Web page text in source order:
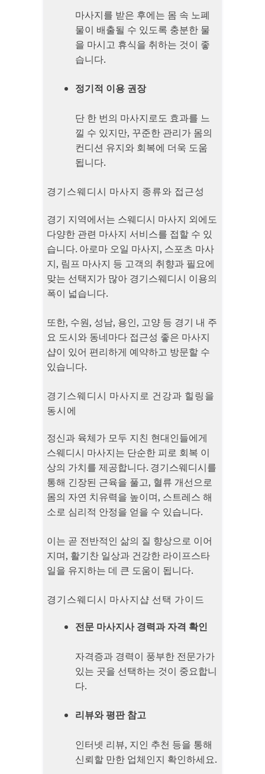
마사지를 받은 후에는 몸 속 노폐
물이 배출될 수 있도록 충분한 물
을 마시고 휴식을 취하는 것이 좋
습니다.
정기적 이용 권장
단 한 번의 마사지로도 효과를 느
낄 수 있지만, 꾸준한 관리가 몸의
컨디션 유지와 회복에 더욱 도움
됩니다.
경기스웨디시 마사지 종류와 접근성
경기 지역에서는 스웨디시 마사지 외에도
다양한 관련 마사지 서비스를 접할 수 있
습니다. 아로마 오일 마사지, 스포츠 마사
지, 림프 마사지 등 고객의 취향과 필요에
맞는 선택지가 많아 경기스웨디시 이용의
폭이 넓습니다.
또한, 수원, 성남, 용인, 고양 등 경기 내 주
요 도시와 동네마다 접근성 좋은 마사지
샵이 있어 편리하게 예약하고 방문할 수
있습니다.
경기스웨디시 마사지로 건강과 힐링을
동시에
정신과 육체가 모두 지친 현대인들에게
스웨디시 마사지는 단순한 피로 회복 이
상의 가치를 제공합니다. 경기스웨디시를
통해 긴장된 근육을 풀고, 혈류 개선으로
몸의 자연 치유력을 높이며, 스트레스 해
소로 심리적 안정을 얻을 수 있습니다.
이는 곧 전반적인 삶의 질 향상으로 이어
지며, 활기찬 일상과 건강한 라이프스타
일을 유지하는 데 큰 도움이 됩니다.
경기스웨디시 마사지샵 선택 가이드
전문 마사지사 경력과 자격 확인
자격증과 경력이 풍부한 전문가가
있는 곳을 선택하는 것이 중요합니
다.
리뷰와 평판 참고
인터넷 리뷰, 지인 추천 등을 통해
신뢰할 만한 업체인지 확인하세요.